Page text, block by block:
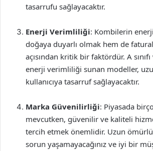
tasarrufu sağlayacaktır.
Enerji Verimliliği: Kombilerin
doğaya duyarlı olmak hem de
açısından kritik bir faktördür. A
enerji verimliliği sunan modeller,
kullanıcıya tasarruf sağlayacaktır.
Marka Güvenilirliği: Piyasada
mevcutken, güvenilir ve kaliteli
tercih etmek önemlidir. Uzun
sorun yaşamayacağınız ve iyi bir